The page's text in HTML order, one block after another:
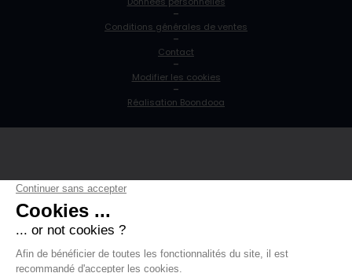
-
Conditions générales de ventes
-
Contact
-
Modifier les cookies
-
Réalisation Boondooa